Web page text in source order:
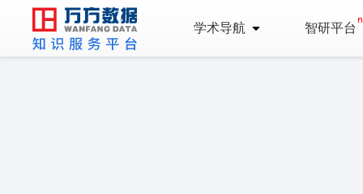
学术导航 智研平台